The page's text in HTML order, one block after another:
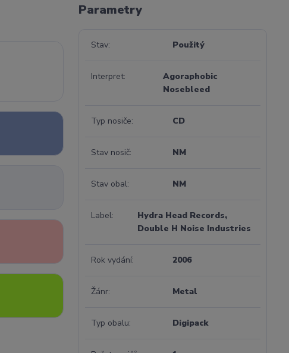
Parametry
Stav Použitý
Interpret
Agoraphobic
Nosebleed
Typ nosiče CD
Stav nosič NM
Stav obal NM
Label
Hydra Head Records,
Double H Noise Industries
Rok vydání 2006
Žánr Metal
Typ obalu Digipack